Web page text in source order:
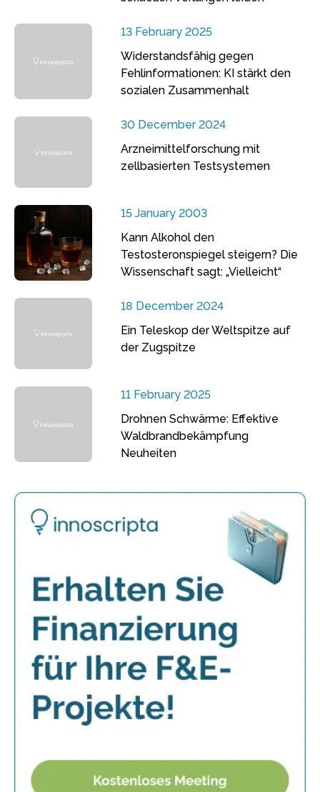
13 February 2025
Widerstandsfähig gegen
Fehlinformationen: KI stärkt den
sozialen Zusammenhalt
30 December 2024
Arzneimittelforschung mit
zellbasierten Testsystemen
15 January 2003
Kann Alkohol den
Testosteronspiegel steigern? Die
Wissenschaft sagt: „Vielleicht“
18 December 2024
Ein Teleskop der Weltspitze auf
der Zugspitze
11 February 2025
Drohnen Schwärme: Effektive
Waldbrandbekämpfung
Neuheiten